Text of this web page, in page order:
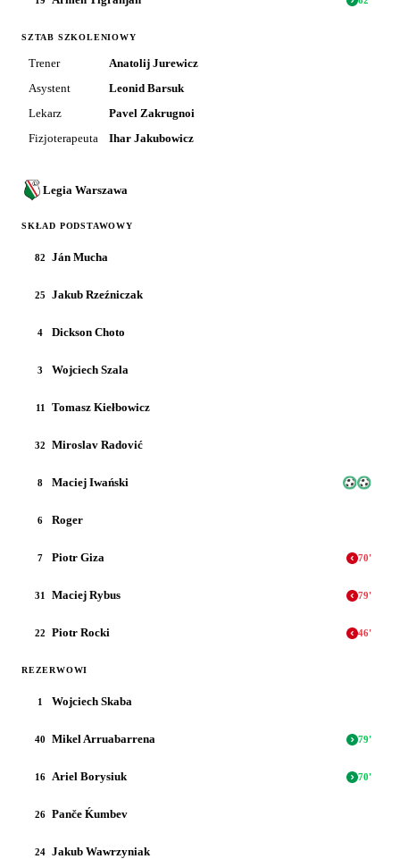
SZTAB SZKOLENIOWY
Trener
Anatolij Jurewicz
Asystent
Leonid Barsuk
Lekarz
Pavel Zakrugnoi
Fizjoterapeuta
Ihar Jakubowicz
Legia Warszawa
SKŁAD PODSTAWOWY
82 Ján Mucha
25 Jakub Rzeźniczak
4 Dickson Choto
3 Wojciech Szala
11 Tomasz Kiełbowicz
32 Miroslav Radović
8 Maciej Iwański
6 Roger
7 Piotr Giza 70'
31 Maciej Rybus 79'
22 Piotr Rocki 46'
REZERWOWI
1 Wojciech Skaba
40 Mikel Arruabarrena 79'
16 Ariel Borysiuk 70'
26 Panče Ḱumbev
24 Jakub Wawrzyniak